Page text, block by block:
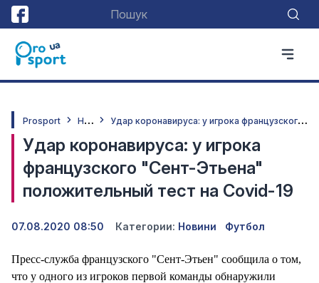
Prosport Н
овини У
дар коронавируса: у игрока французского "Сент-Этьена" положительный тест на Covid-19
Удар коронавируса: у игрока
французского "Сент-Этьена"
положительный тест на Covid-19
07.08.2020 08:50 Категории: Новини Футбол
Пресс-служба французского "Сент-Этьен" сообщила о том,
что у одного из игроков первой команды обнаружили